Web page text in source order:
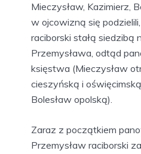
Mieczysław, Kazimierz,
w ojcowizną się
raciborski stałą siedzibą
Przemysława, odtąd
księstwa (Mieczysław
cieszyńską i
Bolesław opolską).
Zaraz z początkiem
Przemysław raciborski